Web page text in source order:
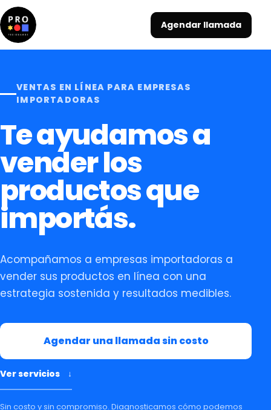
Agendar llamada
VENTAS EN LÍNEA PARA EMPRESAS
IMPORTADORAS
Te ayudamos a
vender los
productos que
importás.
Acompañamos a empresas importadoras a
vender sus productos en línea con una
estrategia sostenida y resultados medibles.
Agendar una llamada sin costo
Ver servicios ↓
Sin costo y sin compromiso. Diagnosticamos cómo podemos